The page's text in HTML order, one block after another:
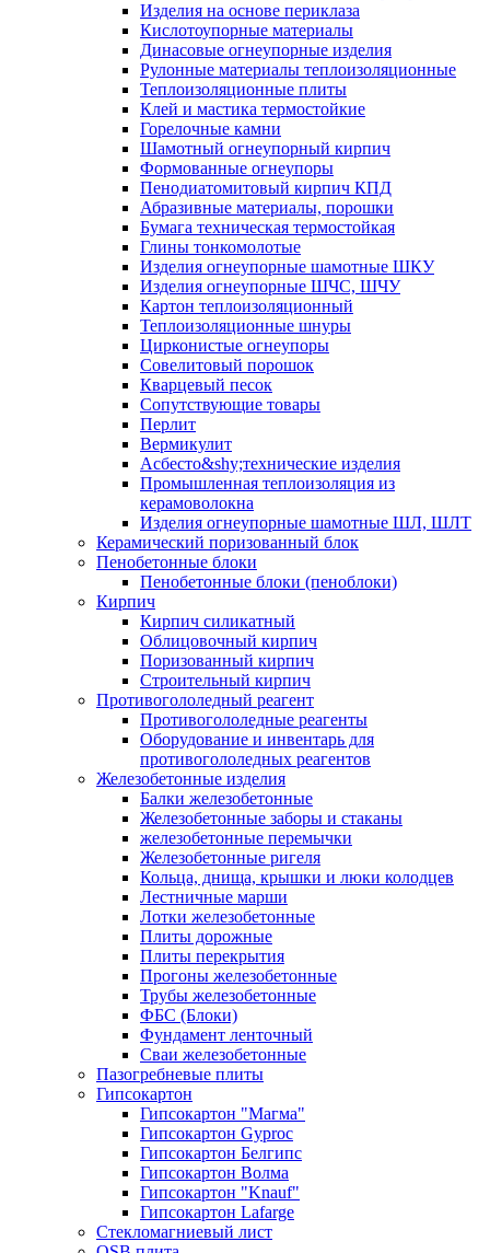
Изделия на основе периклаза
Кислотоупорные материалы
Динасовые огнеупорные изделия
Рулонные материалы теплоизоляционные
Тепло­изоляционные плиты
Клей и мастика термостойкие
Горелочные камни
Шамотный огнеупорный кирпич
Формованные огнеупоры
Пенодиатомитовый кирпич КПД
Абразивные материалы, порошки
Бумага техническая термостойкая
Глины тонкомолотые
Изделия огнеупорные шамотные ШКУ
Изделия огнеупорные ШЧС, ШЧУ
Картон теплоизоляционный
Теплоизоляционные шнуры
Цирконистые огнеупоры
Совелитовый порошок
Кварцевый песок
Сопутствующие товары
Перлит
Вермикулит
Асбесто&shy;технические изделия
Промышленная теплоизоляция из
керамоволокна
Изделия огнеупорные шамотные ШЛ, ШЛТ
Керамический поризованный блок
Пенобетонные блоки
Пенобетонные блоки (пеноблоки)
Кирпич
Кирпич силикатный
Облицовочный кирпич
Поризованный кирпич
Строительный кирпич
Противогололедный реагент
Противогололедные реагенты
Оборудование и инвентарь для
противогололедных реагентов
Железобетонные изделия
Балки железобетонные
Железобетонные заборы и стаканы
железобетонные перемычки
Железобетонные ригеля
Кольца, днища, крышки и люки колодцев
Лестничные марши
Лотки железобетонные
Плиты дорожные
Плиты перекрытия
Прогоны железобетонные
Трубы железобетонные
ФБС (Блоки)
Фундамент ленточный
Сваи железобетонные
Пазогребневые плиты
Гипсокартон
Гипсокартон "Магма"
Гипсокартон Gyproc
Гипсокартон Белгипс
Гипсокартон Волма
Гипсокартон "Knauf"
Гипсокартон Lafarge
Стекломагниевый лист